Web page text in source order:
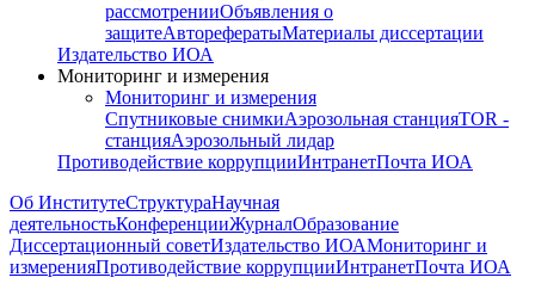
рассмотренииОбъявления о
защитеАвторефератыМатериалы диссертации
Издательство ИОА
Мониторинг и измерения
Мониторинг и измерения
Спутниковые снимкиАэрозольная станцияTOR -
станцияАэрозольный лидар
Противодействие коррупцииИнтранетПочта ИОА
Об ИнститутеСтруктураНаучная
деятельностьКонференцииЖурналОбразование
Диссертационный советИздательство ИОАМониторинг и
измеренияПротиводействие коррупцииИнтранетПочта ИОА